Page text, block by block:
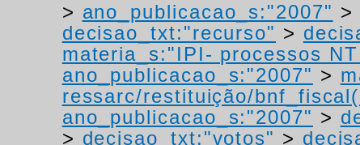
> ano_publicacao_s:"2007" >
decisao_txt:"recurso" >
materia_s:"IPI- processos
ano_publicacao_s:"2007" >
ressarc/restituição/
ano_publicacao_s:"2007" >
> decisao_txt:"votos" >